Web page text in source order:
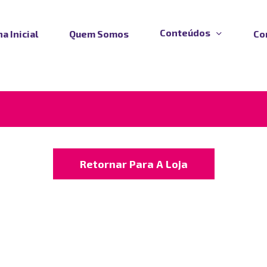
Inicial Quem Somos Conteúdos
Retornar Para A Loja